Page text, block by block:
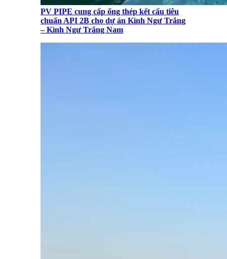
PV PIPE cung cấp ống thép kết cấu tiêu
chuẩn API 2B cho dự án Kình Ngư Trắng
– Kình Ngư Trắng Nam